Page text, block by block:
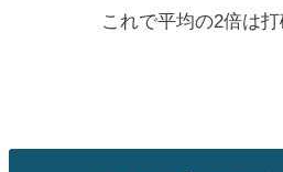
これで平均の2倍は打